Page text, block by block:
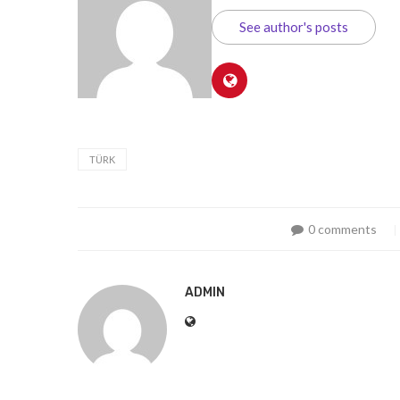
See author's posts
TÜRK
0 comments
ADMIN